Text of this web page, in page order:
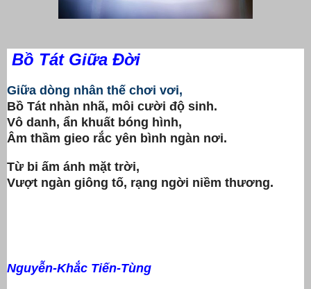
Bồ Tát Giữa Đời
Giữa dòng nhân thế chơi vơi,
Bồ Tát nhàn nhã, môi cười độ sinh.
Vô danh, ẩn khuất bóng hình,
Âm thầm gieo rắc yên bình ngàn nơi.
Từ bi ấm ánh mặt trời,
Vượt ngàn giông tố, rạng ngời niềm thương.
Nguyễn-Khắc Tiến-Tùng